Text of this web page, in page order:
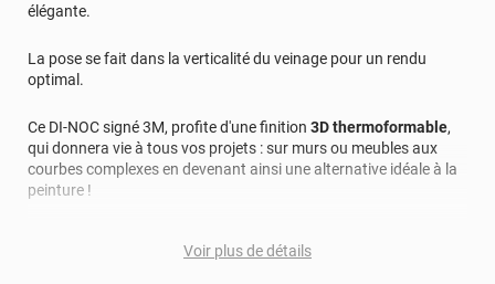
élégante.
La pose se fait dans la verticalité du veinage pour un rendu
optimal.
Ce DI-NOC signé 3M, profite d'une finition 3D thermoformable,
qui donnera vie à tous vos projets : sur murs ou meubles aux
courbes complexes en devenant ainsi une alternative idéale à la
peinture !
présence de la technologie "adhésive 3M Comply". Cette dernière
Voir plus de détails